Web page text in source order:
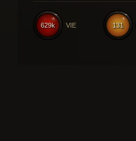
131
629k VIE